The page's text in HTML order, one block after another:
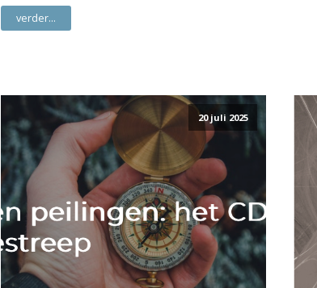
verder...
20 juli 2025